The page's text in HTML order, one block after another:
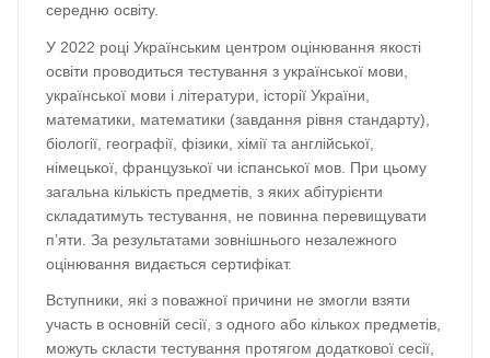
середню освіту.
У 2022 році Українським центром оцінювання якості
освіти проводиться тестування з української мови,
української мови і літератури, історії України,
математики, математики (завдання рівня стандарту),
біології, географії, фізики, хімії та англійської,
німецької, французької чи іспанської мов. При цьому
загальна кількість предметів, з яких абітурієнти
складатимуть тестування, не повинна перевищувати
п’яти. За результатами зовнішнього незалежного
оцінювання видається сертифікат.
Вступники, які з поважної причини не змогли взяти
участь в основній сесії, з одного або кількох предметів,
можуть скласти тестування протягом додаткової сесії,